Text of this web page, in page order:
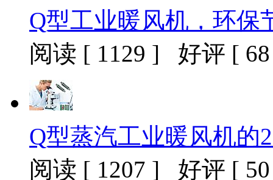
Q型工业暖风机，环保
阅读 [ 1129 ] 好评 [
Q型蒸汽工业暖风机的
阅读 [ 1207 ] 好评 [